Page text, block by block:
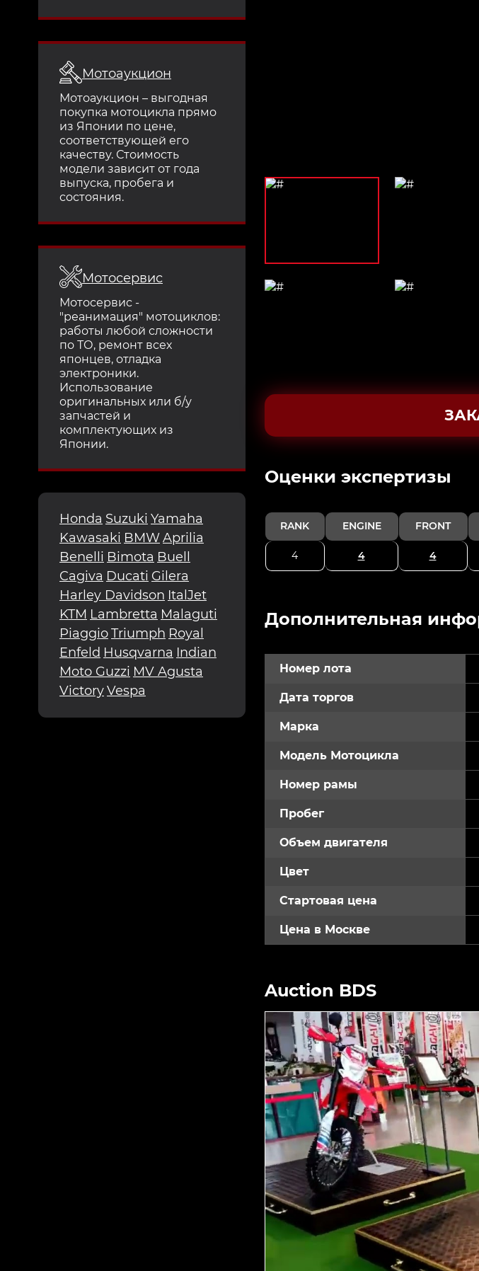
Мотоаукцион
Мотоаукцион – выгодная
покупка мотоцикла прямо
из Японии по цене,
соответствующей его
качеству. Стоимость
модели зависит от года
выпуска, пробега и
состояния.
Мотосервис
Мотосервис -
"реанимация" мотоциклов:
работы любой сложности
по ТО, ремонт всех
японцев, отладка
электроники.
Использование
оригинальных или б/у
запчастей и
комплектующих из
Японии.
Honda Suzuki Yamaha
Kawasaki BMWAprilia
Benelli Bimota Buell
Cagiva Ducati Gilera
Harley Davidson ItalJet
KTM Lambretta Malaguti
PiaggioTriumph Royal
Enfeld Husqvarna Indian
Moto Guzzi MV Agusta
VictoryVespa
Oценки экспертизы
RANK ENGINE FRONT
4 4 4
Дополнительная
Номер лота
Дата торгов
Марка
Модель Мотоцикла
Номер рамы
Пробег
Объем двигателя
Цвет
Стартовая цена
Цена в Москве
Auction BDS